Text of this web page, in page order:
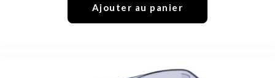
Ajouter au panier